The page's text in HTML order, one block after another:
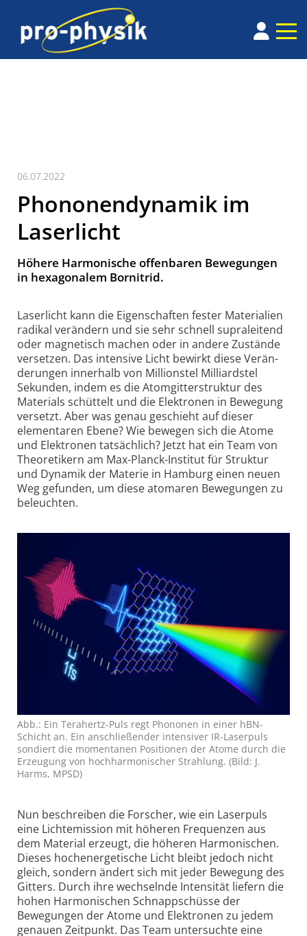
06.07.2022
Phononendynamik im
Laserlicht
Höhere Harmonische offenbaren Bewegungen
in hexagonalem Bornitrid.
Laserlicht kann die Eigenschaften fester Materialien
radikal verändern und sie sehr schnell supra­leitend
oder magnetisch machen oder in andere Zustände
versetzen. Das intensive Licht bewirkt diese Verän­
derungen innerhalb von Millionstel Milliardstel
Sekunden, indem es die Atomgitter­struktur des
Materials schüttelt und die Elektronen in Bewegung
versetzt. Aber was genau geschieht auf dieser
elementaren Ebene? Wie bewegen sich die Atome
und Elektronen tatsächlich? Jetzt hat ein Team von
Theo­retikern am Max-Planck-Institut für Struktur
und Dynamik der Materie in Hamburg einen neuen
Weg gefunden, um diese atomaren Bewegungen zu
beleuchten.
Abb.: Ein Terahertz-Puls regt Phononen in einer hBN-
Schicht an. Ein anschließender inten­siver IR-Laserpuls
sondiert die momen­tanen Positionen der Atome durch die
Erzeugung von hochhar­monischer Strahlung. (Bild: J.
Harms, MPSD)
Nun beschreiben die Forscher, wie ein Laserpuls
eine Licht­emission mit höheren Frequenzen aus
dem Material erzeugt, die höheren Harmonischen.
Dieses hochener­getische Licht bleibt jedoch nicht
gleich, sondern ändert sich mit jeder Bewegung des
Gitters. Durch ihre wechselnde Intensität liefern die
hohen Harmonischen Schnapp­schüsse der
Bewegungen der Atome und Elektronen zu jedem
genauen Zeitpunkt. Das Team untersuchte eine